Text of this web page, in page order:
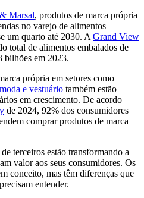
Marsal, produtos de marca própria
no varejo de alimentos —
um quarto até 2030. A Grand View
total de alimentos embalados de
bilhões em 2023.
própria em setores como
moda e vestuário também estão
em crescimento. De acordo
de 2024, 92% dos consumidores
comprar produtos de marca
terceiros estão transformando a
valor aos seus consumidores. Os
conceito, mas têm diferenças que
entender.